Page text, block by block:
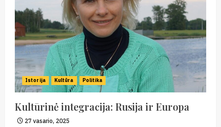
Istorija Kultūra Politika
Kultūrinė integracija: Rusija ir Europa
27 vasario, 2025